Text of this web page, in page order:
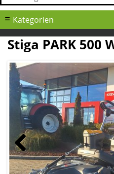
Kategorien
Stiga PARK 500
Previous